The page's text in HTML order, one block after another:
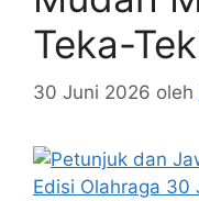
Teka-
30 Juni 2026 oleh